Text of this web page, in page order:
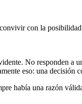
con la
No responden
eso: una decisión
había una razón